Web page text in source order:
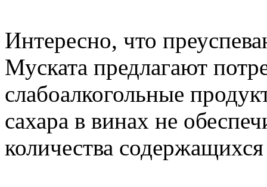
Интересно, что
Муската предлагают
слабоалкогольные
сахара в винах не
количества